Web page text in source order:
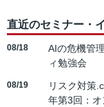
直近のセミナー・
08/18
AIの危機管
ィ勉強会
08/19
リスク対策
年第3回：オ